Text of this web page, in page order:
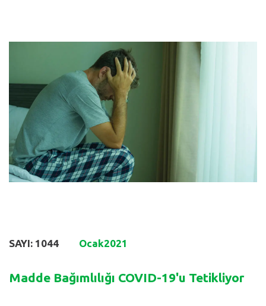
SAYI: 1044 Ocak2021
Madde Bağımlılığı COVID-19'u Tetikliyor